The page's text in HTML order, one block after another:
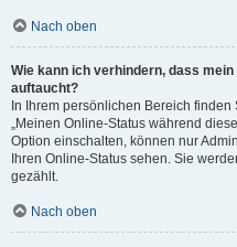
Nach oben
Wie kann ich verhindern, dass
auftaucht?
In Ihrem persönlichen Bereich
„Meinen Online-Status während
Option einschalten, können nur
Ihren Online-Status sehen. Sie
gezählt.
Nach oben